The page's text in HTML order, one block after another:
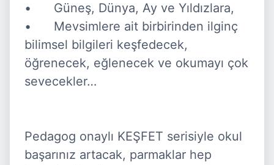
•	Güneş, Dünya, Ay ve Yıldızlara,
•	Mevsimlere ait birbirinden ilginç
bilimsel bilgileri keşfedecek,
öğrenecek, eğlenecek ve okumayı çok
sevecekler…
Pedagog onaylı KEŞFET serisiyle okul
başarınız artacak, parmaklar hep